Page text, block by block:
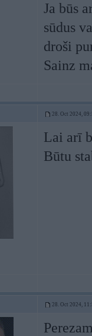
Ja būs
sūdus
droši
Sainz
28. Oct 2024,
Lai arī
Būtu
28. Oct 2024,